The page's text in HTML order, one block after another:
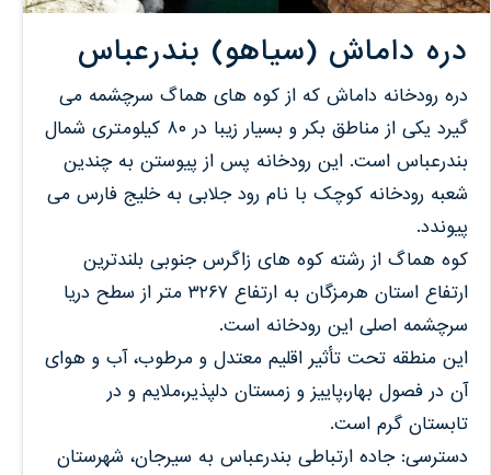
دره داماش (سیاهو) بندرعباس
دره رودخانه داماش که از کوه های هماگ سرچشمه می
گیرد یکی از مناطق بکر و بسیار زیبا در ۸۰ کیلومتری شمال
بندرعباس است. این رودخانه پس از پیوستن به چندین
شعبه رودخانه کوچک با نام رود جلابی به خلیج فارس می
پیوندد.
کوه هماگ از رشته کوه های زاگرس جنوبی بلندترین
ارتفاع استان هرمزگان به ارتفاع ۳۲۶۷ متر از سطح دریا
سرچشمه اصلی این رودخانه است.
این منطقه تحت تأثیر اقلیم معتدل و مرطوب، آب و هوای
آن در فصول بهار،پاییز و زمستان دلپذیر،ملایم و در
تابستان گرم است.
دسترسی: جاده ارتباطی بندرعباس به سیرجان، شهرستان